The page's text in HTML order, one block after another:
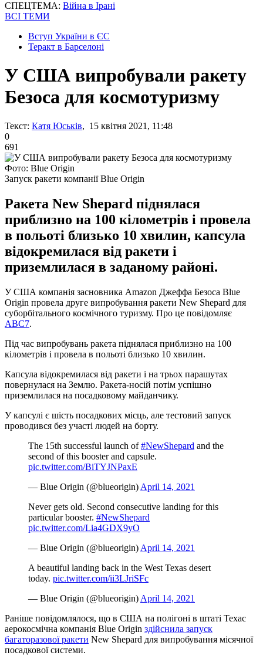
СПЕЦТЕМА: Війна в Ірані
ВСІ ТЕМИ
Вступ України в ЄС
Теракт в Барселоні
У США випробували ракету
Безоса для космотуризму
Текст: Катя Юськів, 15 квітня 2021, 11:48
0
691
Фото: Blue Origin
Запуск ракети компанії Blue Origin
Ракета New Shepard піднялася
приблизно на 100 кілометрів і провела
в польоті близько 10 хвилин, капсула
відокремилася від ракети і
приземлилася в заданому районі.
У США компанія засновника Amazon Джеффа Безоса Blue
Origin провела друге випробування ракети New Shepard для
суборбітального космічного туризму. Про це повідомляє
ABC7.
Під час випробувань ракета піднялася приблизно на 100
кілометрів і провела в польоті близько 10 хвилин.
Капсула відокремилася від ракети і на трьох парашутах
повернулася на Землю. Ракета-носій потім успішно
приземлилася на посадковому майданчику.
У капсулі є шість посадкових місць, але тестовий запуск
проводився без участі людей на борту.
The 15th successful launch of#NewShepard and the
second of this booster and capsule.
pic.twitter.com/BiTYJNPaxE
— Blue Origin (@blueorigin) April 14, 2021
Never gets old. Second consecutive landing for this
particular booster. #NewShepard
pic.twitter.com/Lia4GDX9yO
— Blue Origin (@blueorigin) April 14, 2021
A beautiful landing back in the West Texas desert
today. pic.twitter.com/ii3LJriSFc
— Blue Origin (@blueorigin) April 14, 2021
Раніше повідомлялося, що в США на полігоні в штаті Техас
аерокосмічна компанія Blue Origin здійснила запуск
багаторазової ракети New Shepard для випробування місячної
посадкової системи.